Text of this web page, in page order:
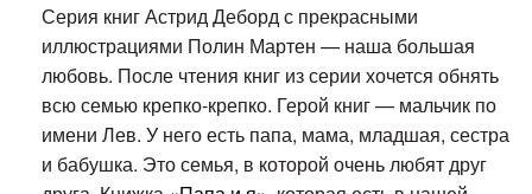
Серия книг Астрид Деборд с прекрасными
иллюстрациями Полин Мартен — наша большая
любовь. После чтения книг из серии хочется обнять
всю семью крепко-крепко. Герой книг — мальчик по
имени Лев. У него есть папа, мама, младшая, сестра
и бабушка. Это семья, в которой очень любят друг